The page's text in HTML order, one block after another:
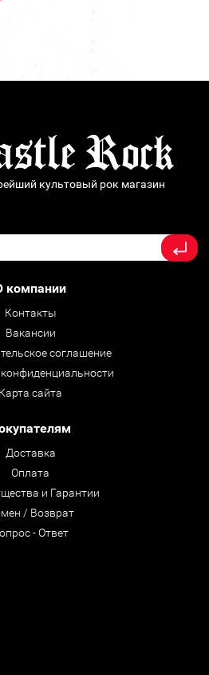
культовый рок магазин
компании
Контакты
Вакансии
соглашение
Карта сайта
Доставка
Оплата
и Гарантии
/ Возврат
- Ответ